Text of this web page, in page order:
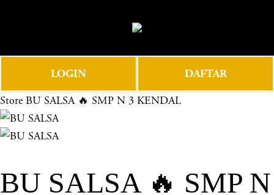
e
e
n
u
LOGIN DAFTAR
Store BU SALSA 🔥 SMP N 3 KENDAL
BU SALSA 🔥 SMP N